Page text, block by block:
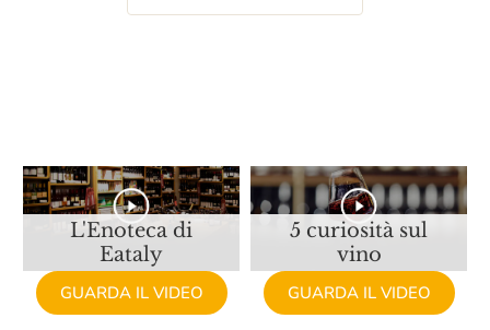
San Patrignano
San Polo Montalcino
Santa Barbara
Santa Margherita
L'Enoteca di
Eataly
GUARDA IL VIDEO
5 curiosità sul
vino
GUARDA IL VIDEO